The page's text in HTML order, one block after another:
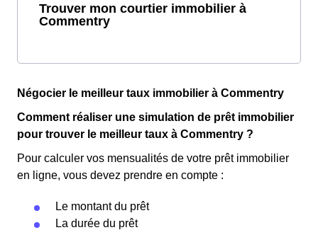
Trouver mon courtier immobilier à
Commentry
Négocier le meilleur taux immobilier à Commentry
Comment réaliser une simulation de prêt immobilier
pour trouver le meilleur taux à Commentry ?
Pour calculer vos mensualités de votre prêt immobilier
en ligne, vous devez prendre en compte :
Le montant du prêt
La durée du prêt